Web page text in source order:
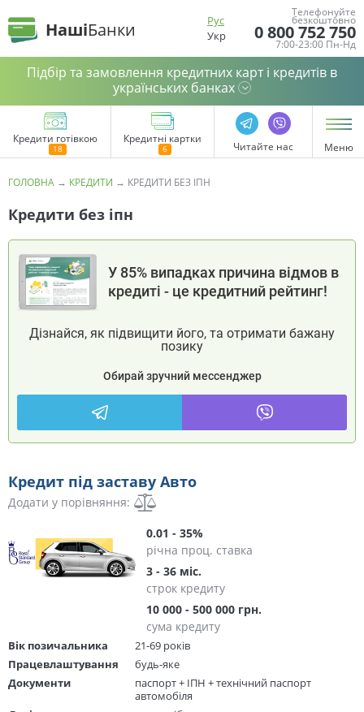
НашіБанки
Рус
Укр
Телефонуйте
безкоштовно
0 800 752 750
7:00-23:00 Пн-Нд
Підбір та замовлення кредитних карт і кредитів в
українських банках
Кредити готівкою Кредитні картки
Читайте нас Меню
ГОЛОВНА → КРЕДИТИ → КРЕДИТИ БЕЗ ІПН
Кредити без іпн
У 85% випадках причина відмов в
кредиті - це кредитний рейтинг!
Дізнайся, як підвищити його, та отримати бажану
позику
Обирай зручний мессенджер
Кредит під заставу Авто
Додати у порівняння:
0.01 - 35%
річна проц. ставка
3 - 36 міс.
строк кредиту
10 000 - 500 000 грн.
сума кредиту
Вік позичальника
21-69 років
Працевлаштування
будь-яке
Документи
паспорт + ІПН + технічний паспорт
автомобіля